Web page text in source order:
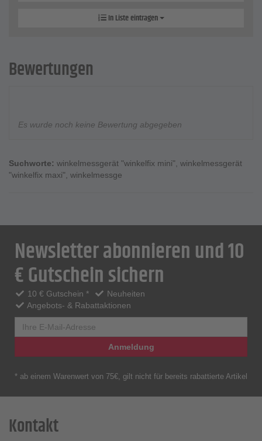
In Liste eintragen
Bewertungen
Es wurde noch keine Bewertung abgegeben
Suchworte: winkelmessgerät "winkelfix mini", winkelmessgerät
"winkelfix maxi", winkelmessge
Newsletter abonnieren und 10
€ Gutschein sichern
10 € Gutschein *
Neuheiten
Angebots- & Rabattaktionen
Anmeldung
* ab einem Warenwert von 75€, gilt nicht für bereits rabattierte Artikel
Kontakt